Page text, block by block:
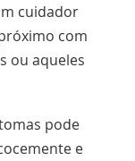
cuidador
com
ou aqueles
pode
e